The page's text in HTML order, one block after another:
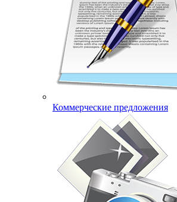
Коммерческие предложения